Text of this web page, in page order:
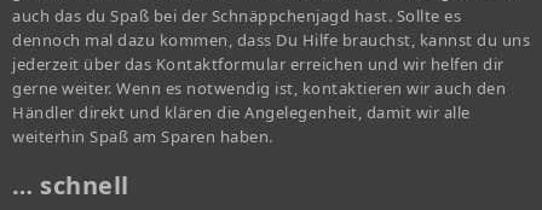
auch das du Spaß bei der Schnäppchenjagd hast. Sollte es
dennoch mal dazu kommen, dass Du Hilfe brauchst, kannst du uns
jederzeit über das Kontaktformular erreichen und wir helfen dir
gerne weiter. Wenn es notwendig ist, kontaktieren wir auch den
Händler direkt und klären die Angelegenheit, damit wir alle
weiterhin Spaß am Sparen haben.
… schnell